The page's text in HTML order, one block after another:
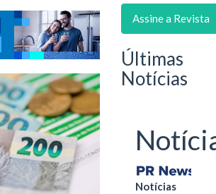
Assine a Revista
Últimas
Notícias
Notícias